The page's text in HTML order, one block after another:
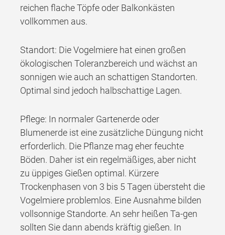
reichen flache Töpfe oder Balkonkästen
vollkommen aus.
Standort: Die Vogelmiere hat einen großen
ökologischen Toleranzbereich und wächst an
sonnigen wie auch an schattigen Standorten.
Optimal sind jedoch halbschattige Lagen.
Pflege: In normaler Gartenerde oder
Blumenerde ist eine zusätzliche Düngung nicht
erforderlich. Die Pflanze mag eher feuchte
Böden. Daher ist ein regelmäßiges, aber nicht
zu üppiges Gießen optimal. Kürzere
Trockenphasen von 3 bis 5 Tagen übersteht die
Vogelmiere problemlos. Eine Ausnahme bilden
vollsonnige Standorte. An sehr heißen Ta-gen
sollten Sie dann abends kräftig gießen. In